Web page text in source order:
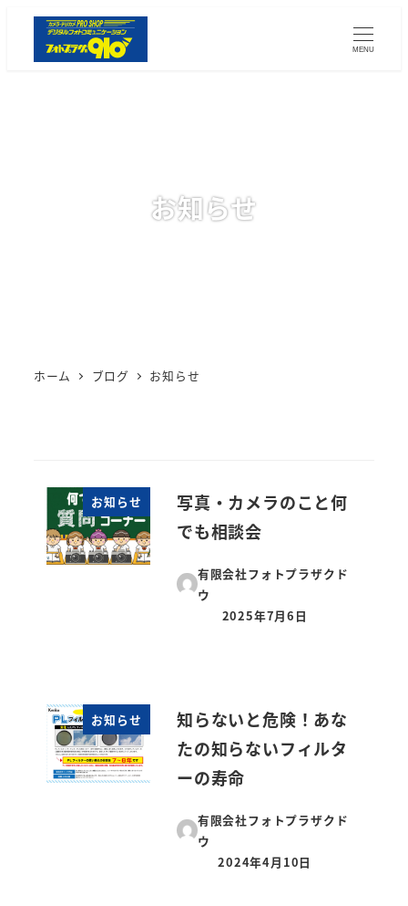
MENU
お知らせ
ホーム ブログ お知らせ
お知らせ
写真・カメラのこと何
でも相談会
有限会社フォトプラザクド
ウ
投稿日
2025年7月6日
お知らせ
知らないと危険！あな
たの知らないフィルタ
ーの寿命
有限会社フォトプラザクド
ウ
投稿日
2024年4月10日